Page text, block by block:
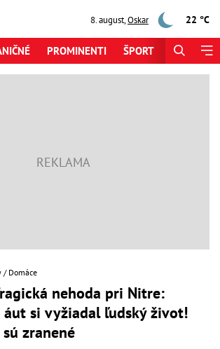
8. august,Oskar 22 °C
PROMINENTI ŠPORT
Domáce
nehoda pri Nitre:
si vyžiadal ľudský život!
zranené